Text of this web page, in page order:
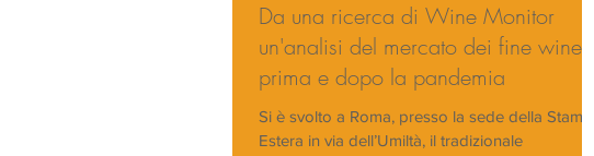
Da una ricerca di Wine Monitor
un'analisi del mercato dei fine wine
prima e dopo la pandemia
Si è svolto a Roma, presso la sede della Stampa
Estera in via dell’Umiltà, il tradizionale